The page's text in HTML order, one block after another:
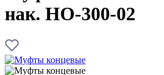
нак. НО-300-02